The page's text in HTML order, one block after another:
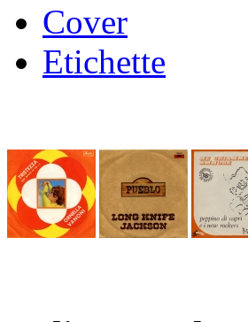
Cover
Etichette